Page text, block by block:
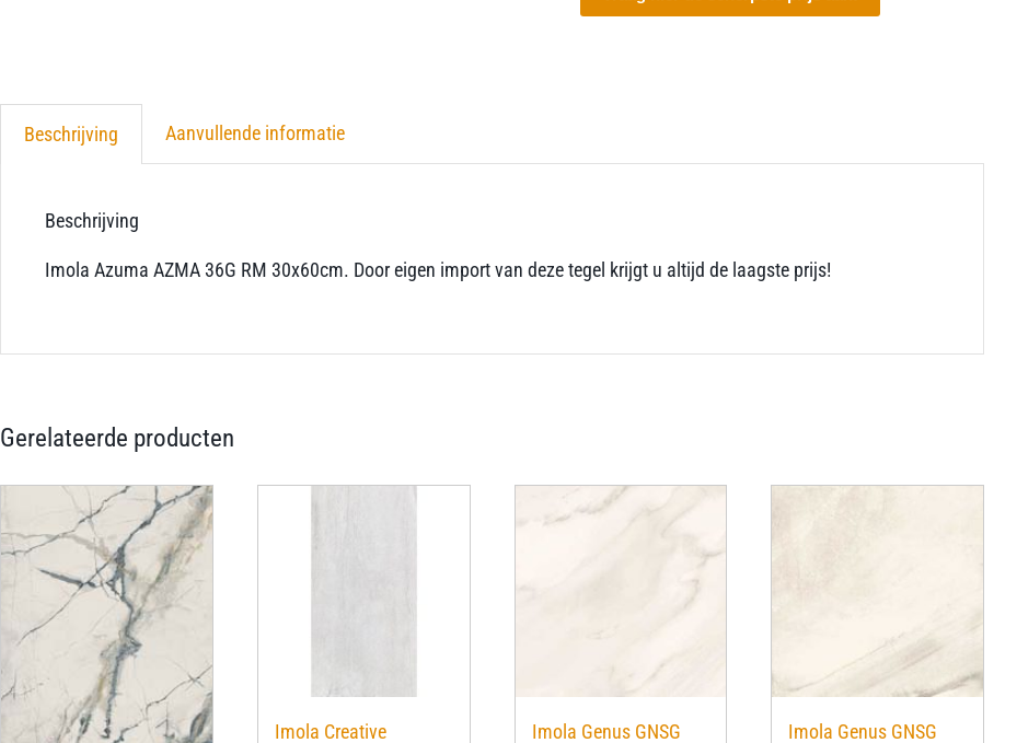
Beschrijving Aanvullende informatie
Beschrijving
Imola Azuma AZMA 36G RM 30x60cm. Door eigen import van deze tegel krijgt u altijd de laagste prijs!
Gerelateerde producten
Imola Creative
Imola Genus GNSG
Imola Genus GNSG